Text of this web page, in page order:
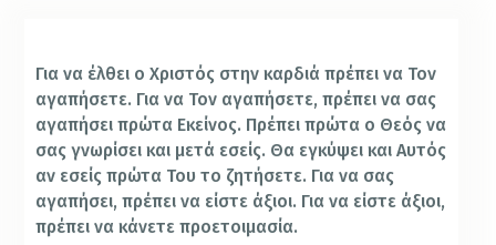
Για να έλθει ο Χριστός στην καρδιά πρέπει να Τον
αγαπήσετε. Για να Τον αγαπήσετε, πρέπει να σας
αγαπήσει πρώτα Εκείνος. Πρέπει πρώτα ο Θεός να
σας γνωρίσει και μετά εσείς. Θα εγκύψει και Αυτός
αν εσείς πρώτα Του το ζητήσετε. Για να σας
αγαπήσει, πρέπει να είστε άξιοι. Για να είστε άξιοι,
πρέπει να κάνετε προετοιμασία.